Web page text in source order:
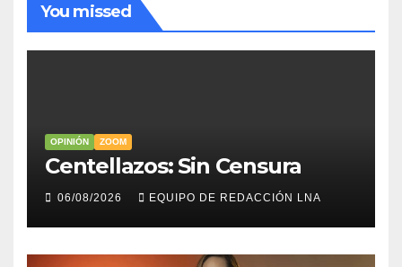
You missed
OPINIÓN ZOOM
Centellazos: Sin Censura
06/08/2026 EQUIPO DE REDACCIÓN LNA